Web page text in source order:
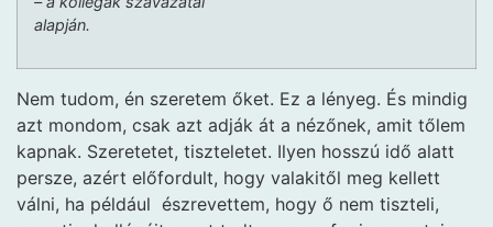
alapján.
Nem tudom, én szeretem őket. Ez a lényeg. És mindig
azt mondom, csak azt adják át a nézőnek, amit tőlem
kapnak. Szeretetet, tiszteletet. Ilyen hosszú idő alatt
persze, azért előfordult, hogy valakitől meg kellett
válni, ha például észrevettem, hogy ő nem tiszteli,